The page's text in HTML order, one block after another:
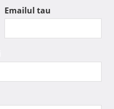
Emailul tau